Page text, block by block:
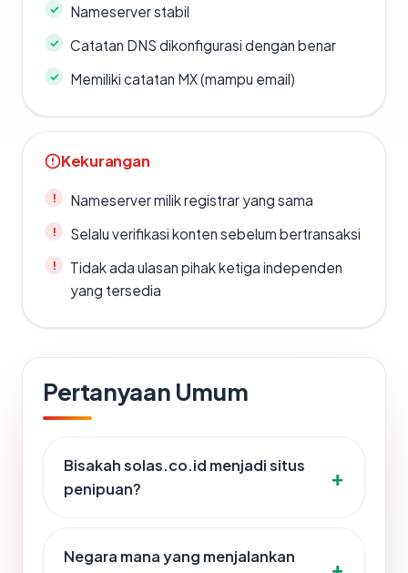
Nameserver stabil
Catatan DNS dikonfigurasi dengan benar
Memiliki catatan MX (mampu email)
Kekurangan
Nameserver milik registrar yang sama
Selalu verifikasi konten sebelum bertransaksi
Tidak ada ulasan pihak ketiga independen
yang tersedia
Pertanyaan Umum
Bisakah solas.co.id menjadi situs
penipuan?
Negara mana yang menjalankan